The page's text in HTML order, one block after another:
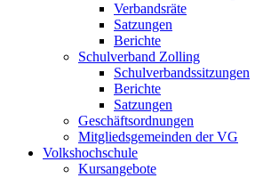
Verbandsräte
Satzungen
Berichte
Schulverband Zolling
Schulverbandssitzungen
Berichte
Satzungen
Geschäftsordnungen
Mitgliedsgemeinden der VG
Volkshochschule
Kursangebote